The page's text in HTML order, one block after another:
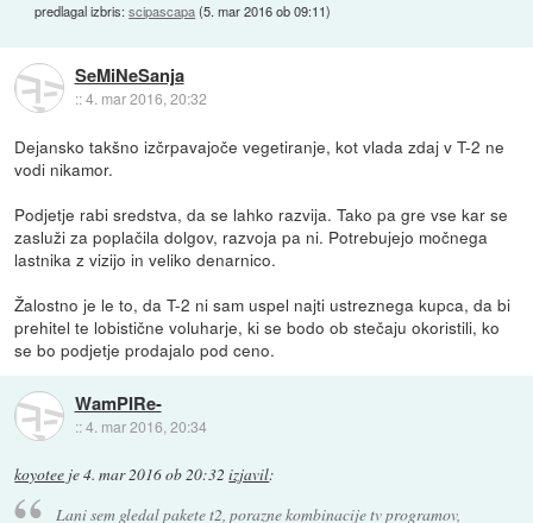
predlagal izbris:scipascapa(5. mar 2016 ob 09:11)
SeMiNeSanja
::4. mar 2016, 20:32
Dejansko takšno izčrpavajoče vegetiranje, kot vlada zdaj v T-2 ne
vodi nikamor.
Podjetje rabi sredstva, da se lahko razvija. Tako pa gre vse kar se
zasluži za poplačila dolgov, razvoja pa ni. Potrebujejo močnega
lastnika z vizijo in veliko denarnico.
Žalostno je le to, da T-2 ni sam uspel najti ustreznega kupca, da bi
prehitel te lobistične voluharje, ki se bodo ob stečaju okoristili, ko
se bo podjetje prodajalo pod ceno.
WamPIRe-
::4. mar 2016, 20:34
koyotee je4. mar 2016 ob 20:32 izjavil:
Lani sem gledal pakete t2, porazne kombinacije tv programov,